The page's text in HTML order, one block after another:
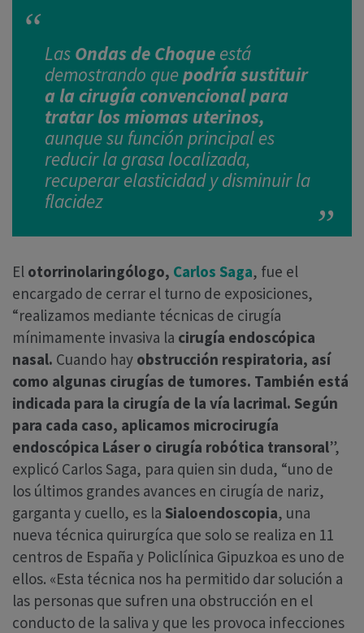
Las Ondas de Choque está
demostrando quepodría sustituir
a la cirugía convencional para
tratar los miomas uterinos,
aunque su función principal es
reducir la grasa localizada,
recuperar elasticidad y disminuir la
flacidez
El otorrinolaringólogo, Carlos Saga, fue el
encargado de cerrar el turno de exposiciones,
“realizamos mediante técnicas de cirugía
mínimamente invasiva la cirugía endoscópica
nasal. Cuando hay obstrucción respiratoria, así
como algunas cirugías de tumores. También está
indicada para la cirugía de la vía lacrimal. Según
para cada caso, aplicamos microcirugía
endoscópica Láser o cirugía robótica transoral”,
explicó Carlos Saga, para quien sin duda, “uno de
los últimos grandes avances en cirugía de nariz,
garganta y cuello, es la Sialoendoscopia, una
nueva técnica quirurgíca que solo se realiza en 11
centros de España y Policlínica Gipuzkoa es uno de
ellos. «Esta técnica nos ha permitido dar solución a
las personas que sufren una obstrucción en el
conducto de la saliva y que les provoca infecciones